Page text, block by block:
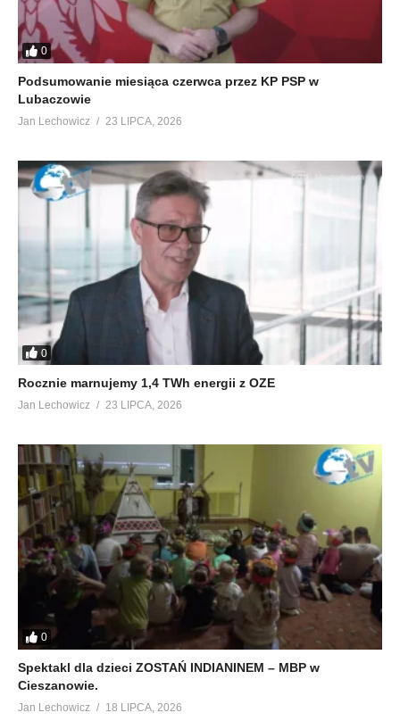
0
Podsumowanie miesiąca czerwca przez KP PSP w
Lubaczowie
Jan Lechowicz 23 LIPCA, 2026
0
Rocznie marnujemy 1,4 TWh energii z OZE
Jan Lechowicz 23 LIPCA, 2026
0
Spektakl dla dzieci ZOSTAŃ INDIANINEM – MBP w
Cieszanowie.
Jan Lechowicz 18 LIPCA, 2026